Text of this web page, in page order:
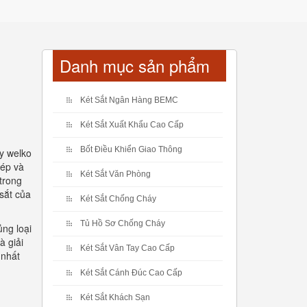
welko
và
của
loại
giải
Danh mục sản phẩm
Két Sắt Ngân Hàng BEMC
Két Sắt Xuất Khẩu Cao Cấp
Bốt Điều Khiển Giao Thông
Két Sắt Văn Phòng
Két Sắt Chống Cháy
Tủ Hồ Sơ Chống Cháy
Két Sắt Vân Tay Cao Cấp
Két Sắt Cánh Đúc Cao Cấp
Két Sắt Khách Sạn